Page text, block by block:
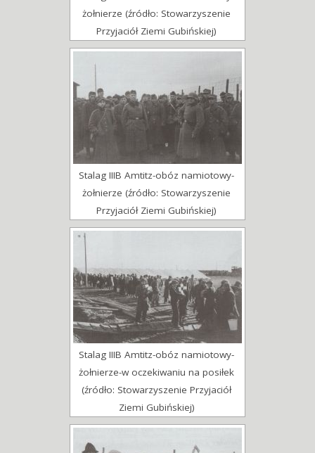
żołnierze (źródło: Stowarzyszenie
Przyjaciół Ziemi Gubińskiej)
Stalag IIIB Amtitz-obóz namiotowy-
żołnierze (źródło: Stowarzyszenie
Przyjaciół Ziemi Gubińskiej)
Stalag IIIB Amtitz-obóz namiotowy-
żołnierze-w oczekiwaniu na posiłek
(źródło: Stowarzyszenie Przyjaciół
Ziemi Gubińskiej)